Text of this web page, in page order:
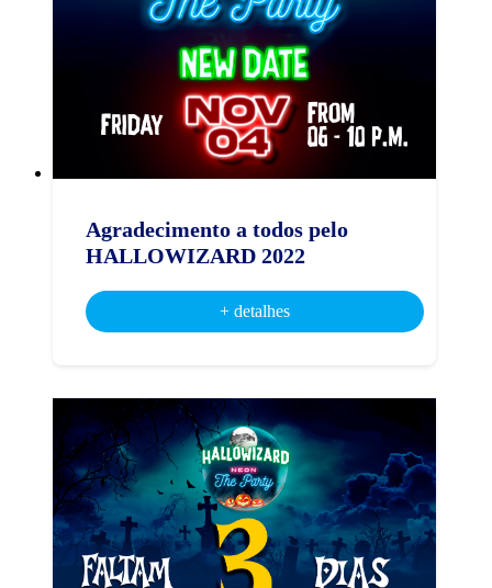
Agradecimento a todos pelo
HALLOWIZARD 2022
+ detalhes